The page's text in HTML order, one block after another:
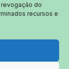
do
recursos e